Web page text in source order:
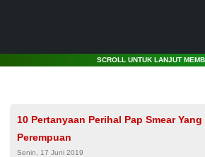
SCROLL UNTUK LANJUT
10 Pertanyaan Perihal Pap Smear
Perempuan
Senin, 17 Juni 2019